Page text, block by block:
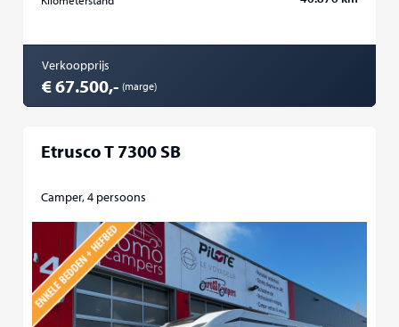
Verkoopprijs
€ 67.500,- (marge)
Etrusco T 7300 SB
Camper, 4 persoons